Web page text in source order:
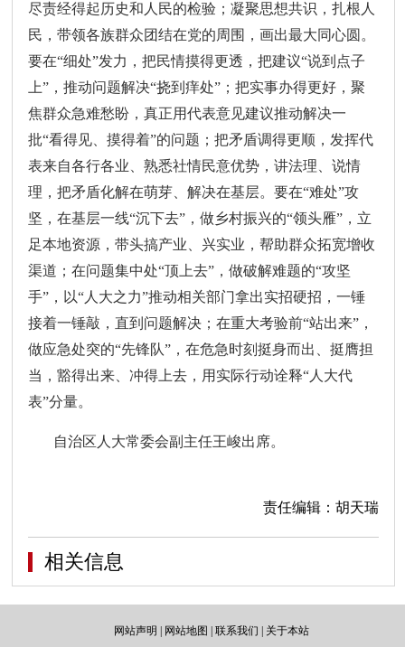
尽责经得起历史和人民的检验；凝聚思想共识，扎根人
民，带领各族群众团结在党的周围，画出最大同心圆。
要在“细处”发力，把民情摸得更透，把建议“说到点子
上”，推动问题解决“挠到痒处”；把实事办得更好，聚
焦群众急难愁盼，真正用代表意见建议推动解决一
批“看得见、摸得着”的问题；把矛盾调得更顺，发挥代
表来自各行各业、熟悉社情民意优势，讲法理、说情
理，把矛盾化解在萌芽、解决在基层。要在“难处”攻
坚，在基层一线“沉下去”，做乡村振兴的“领头雁”，立
足本地资源，带头搞产业、兴实业，帮助群众拓宽增收
渠道；在问题集中处“顶上去”，做破解难题的“攻坚
手”，以“人大之力”推动相关部门拿出实招硬招，一锤
接着一锤敲，直到问题解决；在重大考验前“站出来”，
做应急处突的“先锋队”，在危急时刻挺身而出、挺膺担
当，豁得出来、冲得上去，用实际行动诠释“人大代
表”分量。
自治区人大常委会副主任王峻出席。
责任编辑：胡天瑞
相关信息
网站声明 网站地图 联系我们 关于本站